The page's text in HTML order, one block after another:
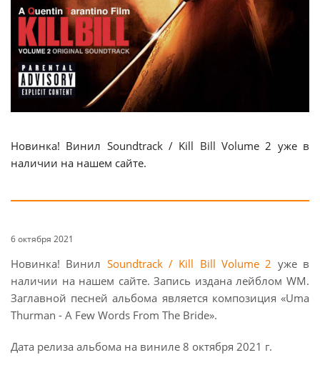
Новинка! Винил Soundtrack / Kill Bill Volume 2 уже в
наличии на нашем сайте.
6 октября 2021
Новинка! Винил Soundtrack / Kill Bill Volume 2 уже в
наличии на нашем сайте. Запись издана лейблом WM.
Заглавной песней альбома является композиция «Uma
Thurman - A Few Words From The Bride».
Дата релиза альбома на виниле 8 октября 2021 г.